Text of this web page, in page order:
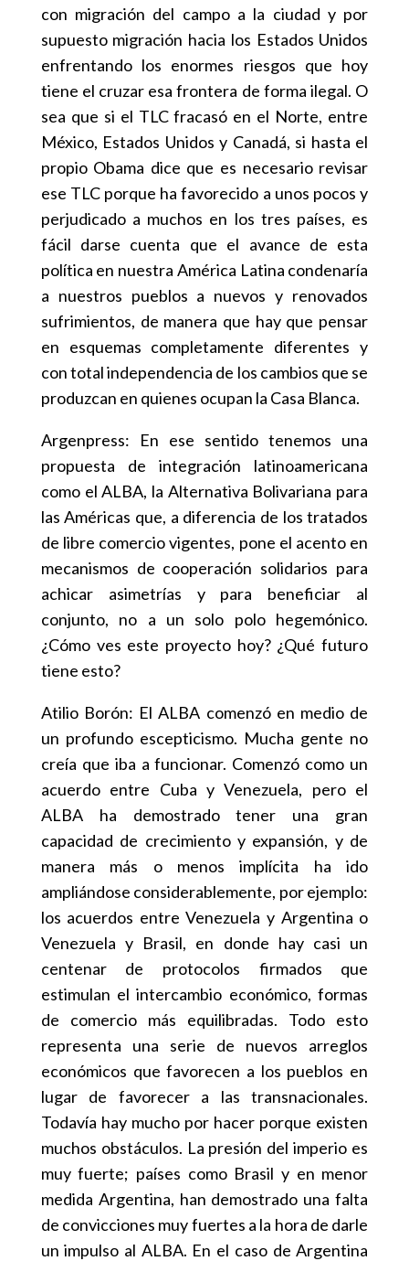
con migración del campo a la ciudad y por
supuesto migración hacia los Estados Unidos
enfrentando los enormes riesgos que hoy
tiene el cruzar esa frontera de forma ilegal. O
sea que si el TLC fracasó en el Norte, entre
México, Estados Unidos y Canadá, si hasta el
propio Obama dice que es necesario revisar
ese TLC porque ha favorecido a unos pocos y
perjudicado a muchos en los tres países, es
fácil darse cuenta que el avance de esta
política en nuestra América Latina condenaría
a nuestros pueblos a nuevos y renovados
sufrimientos, de manera que hay que pensar
en esquemas completamente diferentes y
con total independencia de los cambios que se
produzcan en quienes ocupan la Casa Blanca.
Argenpress: En ese sentido tenemos una
propuesta de integración latinoamericana
como el ALBA, la Alternativa Bolivariana para
las Américas que, a diferencia de los tratados
de libre comercio vigentes, pone el acento en
mecanismos de cooperación solidarios para
achicar asimetrías y para beneficiar al
conjunto, no a un solo polo hegemónico.
¿Cómo ves este proyecto hoy? ¿Qué futuro
tiene esto?
Atilio Borón: El ALBA comenzó en medio de
un profundo escepticismo. Mucha gente no
creía que iba a funcionar. Comenzó como un
acuerdo entre Cuba y Venezuela, pero el
ALBA ha demostrado tener una gran
capacidad de crecimiento y expansión, y de
manera más o menos implícita ha ido
ampliándose considerablemente, por ejemplo:
los acuerdos entre Venezuela y Argentina o
Venezuela y Brasil, en donde hay casi un
centenar de protocolos firmados que
estimulan el intercambio económico, formas
de comercio más equilibradas. Todo esto
representa una serie de nuevos arreglos
económicos que favorecen a los pueblos en
lugar de favorecer a las transnacionales.
Todavía hay mucho por hacer porque existen
muchos obstáculos. La presión del imperio es
muy fuerte; países como Brasil y en menor
medida Argentina, han demostrado una falta
de convicciones muy fuertes a la hora de darle
un impulso al ALBA. En el caso de Argentina